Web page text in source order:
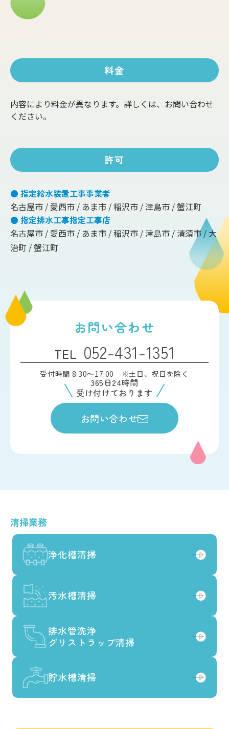
料金
内容により料金が異なります。詳しくは、お問い合わせ
ください。
許可
● 指定給水装置工事事業者
名古屋市 / 愛西市 / あま市 / 稲沢市 / 津島市 / 蟹江町
● 指定排水工事指定工事店
名古屋市 / 愛西市 / あま市 / 稲沢市 / 津島市 / 清須市 / 大
治町 / 蟹江町
お問い合わせ
TEL 052-431-1351
受付時間 8:30〜17:00 ※土日、祝日を除く
365日24時間
受け付けております
お問い合わせ
清掃業務
浄化槽清掃
浄化槽清掃
汚水槽清掃
汚水槽清掃
排水管洗浄
グリストラップ清掃
排水管洗浄
グリストラップ清掃
貯水槽清掃
貯水槽清掃